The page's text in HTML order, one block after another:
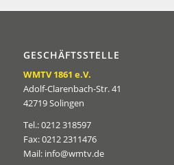
GESCHÄFTSSTELLE
WMTV 1861 e.V.
Adolf-Clarenbach-Str. 41
42719 Solingen
Tel.: 0212 318597
Fax: 0212 2311476
Mail: info@wmtv.de